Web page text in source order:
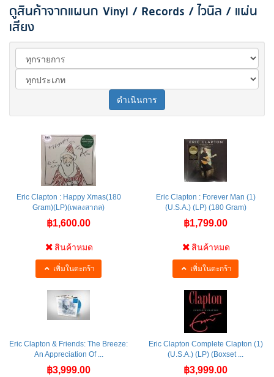
ดูสินค้าจากแผนก Vinyl / Records / ไวนิล / แผ่น
เสียง
ดำเนินการ
Eric Clapton : Happy Xmas(180
Gram)(LP)(เพลงสากล)
฿1,600.00
สินค้าหมด
เพิ่มในตะกร้า
Eric Clapton : Forever Man (1)
(U.S.A.) (LP) (180 Gram)
฿1,799.00
สินค้าหมด
เพิ่มในตะกร้า
Eric Clapton & Friends: The Breeze:
An Appreciation Of ...
฿3,999.00
Eric Clapton Complete Clapton (1)
(U.S.A.) (LP) (Boxset ...
฿3,999.00